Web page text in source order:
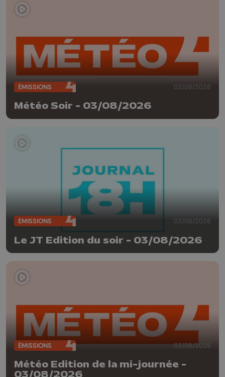
ÉMISSIONS 03/08/2026
Météo Soir - 03/08/2026
ÉMISSIONS 03/08/2026
Le JT Edition du soir - 03/08/2026
ÉMISSIONS 03/08/2026
Météo Edition de la mi-journée -
03/08/2026